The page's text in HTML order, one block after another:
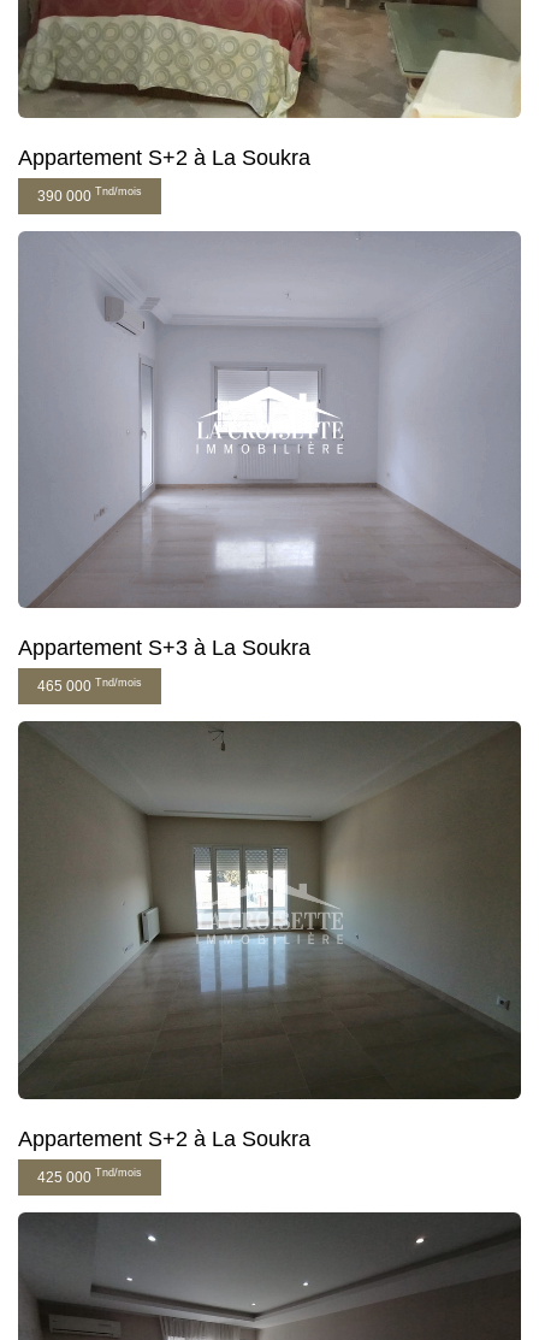
Appartement S+2 à La Soukra
390 000 Tnd/mois
Appartement S+3 à La Soukra
465 000 Tnd/mois
Appartement S+2 à La Soukra
425 000 Tnd/mois